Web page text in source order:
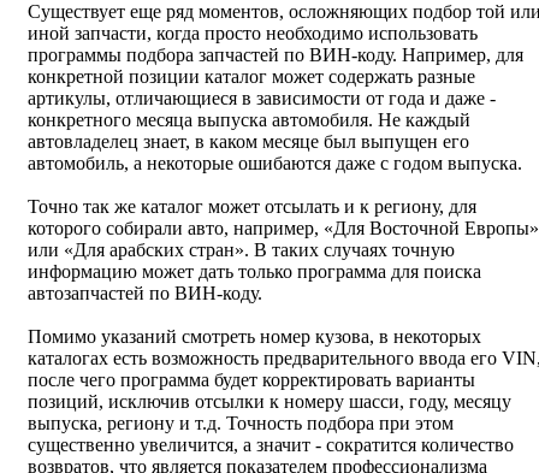
Существует еще ряд моментов, осложняющих подбор той
иной запчасти, когда просто необходимо использовать
программы подбора запчастей по ВИН-коду. Например, для
конкретной позиции каталог может содержать разные
артикулы, отличающиеся в зависимости от года и даже -
конкретного месяца выпуска автомобиля. Не каждый
автовладелец знает, в каком месяце был выпущен его
автомобиль, а некоторые ошибаются даже с годом выпуска.
Точно так же каталог может отсылать и к региону, для
которого собирали авто, например, «Для Восточной Европы»
или «Для арабских стран». В таких случаях точную
информацию может дать только программа для поиска
автозапчастей по ВИН-коду.
Помимо указаний смотреть номер кузова, в некоторых
каталогах есть возможность предварительного ввода его
после чего программа будет корректировать варианты
позиций, исключив отсылки к номеру шасси, году, месяцу
выпуска, региону и т.д. Точность подбора при этом
существенно увеличится, а значит - сократится количество
возвратов, что является показателем профессионализма